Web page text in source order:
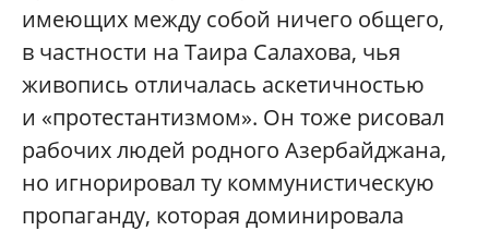
имеющих между собой ничего общего,
в частности на Таира Салахова, чья
живопись отличалась аскетичностью
и «протестантизмом». Он тоже рисовал
рабочих людей родного Азербайджана,
но игнорировал ту коммунистическую
пропаганду, которая доминировала